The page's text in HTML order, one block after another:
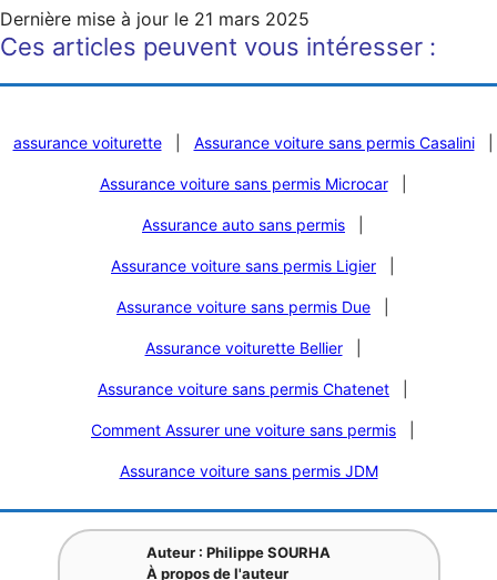
Dernière mise à jour le 21 mars 2025
Ces articles peuvent vous intéresser :
assurance voiturette Assurance voiture sans permis Casalini
Assurance voiture sans permis Microcar
Assurance auto sans permis
Assurance voiture sans permis Ligier
Assurance voiture sans permis Due
Assurance voiturette Bellier
Assurance voiture sans permis Chatenet
Comment Assurer une voiture sans permis
Assurance voiture sans permis JDM
Auteur : Philippe SOURHA
À propos de l'auteur